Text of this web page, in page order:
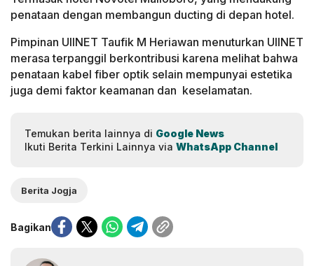
penataan dengan membangun ducting di depan hotel.
Pimpinan UIINET Taufik M Heriawan menuturkan UIINET
merasa terpanggil berkontribusi karena melihat bahwa
penataan kabel fiber optik selain mempunyai estetika
juga demi faktor keamanan dan keselamatan.
Temukan berita lainnya di Google News
Ikuti Berita Terkini Lainnya via WhatsApp Channel
Berita Jogja
Bagikan